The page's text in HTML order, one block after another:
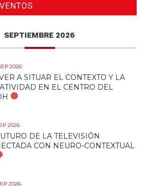
SEPTIEMBRE 2026
2026
A SITUAR EL CONTEXTO Y LA
EN EL CENTRO DEL
2026
DE LA TELEVISIÓN
CON NEURO-CONTEXTUAL
2026